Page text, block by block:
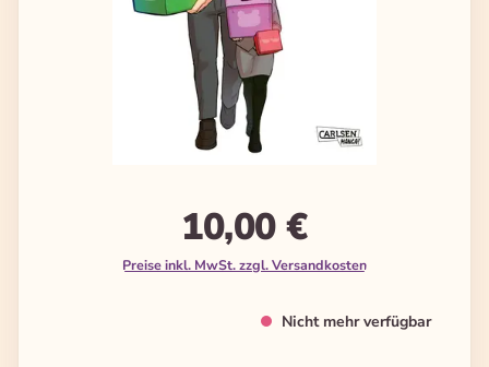
10,00 €
Preise inkl. MwSt. zzgl. Versandkosten
Nicht mehr verfügbar